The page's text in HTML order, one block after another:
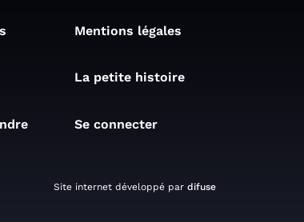
Mentions légales
La petite histoire
Se connecter
Site internet développé par difuse